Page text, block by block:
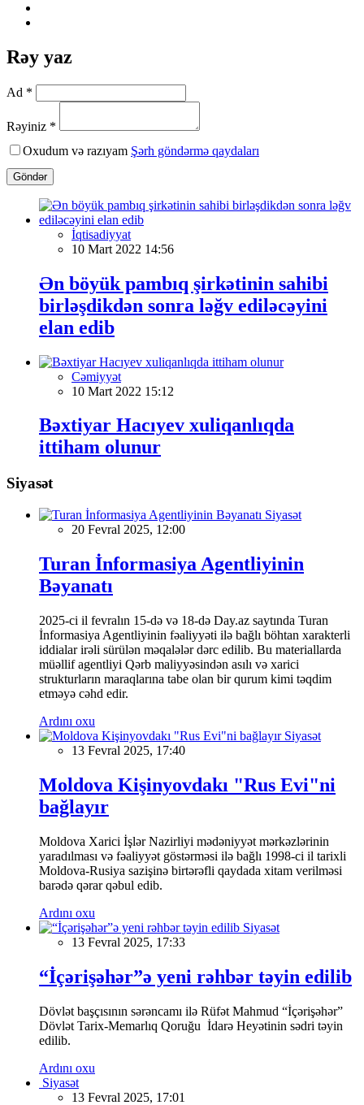
Rəy yaz
Ad *
Rəyiniz *
Oxudum və razıyam Şərh göndərmə qaydaları
Göndər
İqtisadiyyat
10 Mart 2022 14:56
Ən böyük pambıq şirkətinin sahibi
birləşdikdən sonra ləğv ediləcəyini
elan edib
Cəmiyyət
10 Mart 2022 15:12
Bəxtiyar Hacıyev xuliqanlıqda
ittiham olunur
Siyasət
Siyasət
20 Fevral 2025, 12:00
Turan İnformasiya Agentliyinin
Bəyanatı
2025-ci il fevralın 15-də və 18-də Day.az saytında Turan
İnformasiya Agentliyinin fəaliyyəti ilə bağlı böhtan xarakterli
iddialar irəli sürülən məqalələr dərc edilib. Bu materiallarda
müəllif agentliyi Qərb maliyyəsindən asılı və xarici
strukturların maraqlarına tabe olan bir qurum kimi təqdim
etməyə cəhd edir.
Ardını oxu
Siyasət
13 Fevral 2025, 17:40
Moldova Kişinyovdakı "Rus Evi"ni
bağlayır
Moldova Xarici İşlər Nazirliyi mədəniyyət mərkəzlərinin
yaradılması və fəaliyyət göstərməsi ilə bağlı 1998-ci il tarixli
Moldova-Rusiya sazişinə birtərəfli qaydada xitam verilməsi
barədə qərar qəbul edib.
Ardını oxu
Siyasət
13 Fevral 2025, 17:33
“İçərişəhər”ə yeni rəhbər təyin edilib
Dövlət başçısının sərəncamı ilə Rüfət Mahmud “İçərişəhər”
Dövlət Tarix-Memarlıq Qoruğu İdarə Heyətinin sədri təyin
edilib.
Ardını oxu
Siyasət
13 Fevral 2025, 17:01